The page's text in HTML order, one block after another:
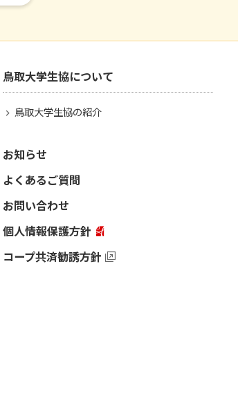
鳥取大学生協について
鳥取大学生協の紹介
お知らせ
よくあるご質問
お問い合わせ
個人情報保護方針
コープ共済勧誘方針